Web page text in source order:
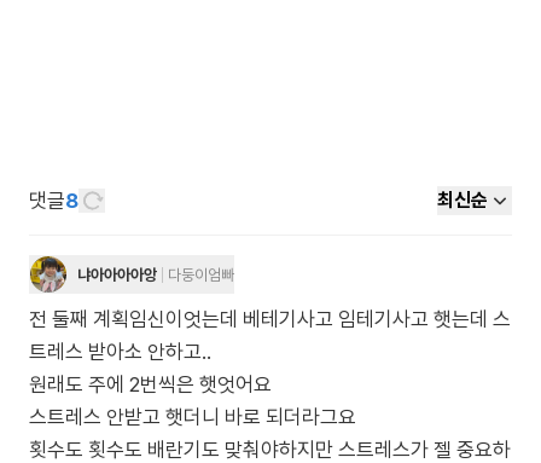
댓글8 최신순
냐아아아아앙 다둥이엄빠
전 둘째 계획임신이엇는데 베테기사고 임테기사고 햇는데 스
트레스 받아소 안하고..
원래도 주에 2번씩은 햇엇어요
스트레스 안받고 햇더니 바로 되더라그요
횟수도 횟수도 배란기도 맞춰야하지만 스트레스가 젤 중요하